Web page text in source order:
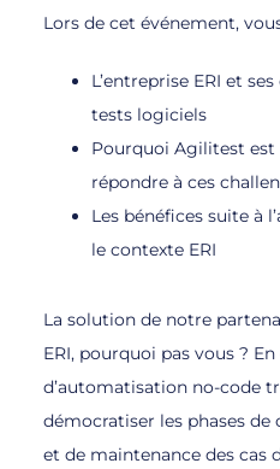
Lors de cet événement,
L’entreprise ERI et
tests logiciels
Pourquoi Agilitest
répondre à ces
Les bénéfices suite à
le contexte ERI
La solution de notre
ERI, pourquoi pas vous ?
d’automatisation no-code
démocratiser les phases de
et de maintenance des cas